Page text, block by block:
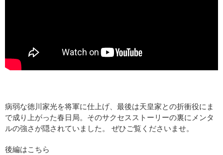
病弱な徳川家光を将軍に仕上げ、最後は天皇家との折衝役にま
で成り上がった春日局。そのサクセスストーリーの裏にメンタ
ルの強さが隠されていました。 ぜひご覧くださいませ。
後編はこちら